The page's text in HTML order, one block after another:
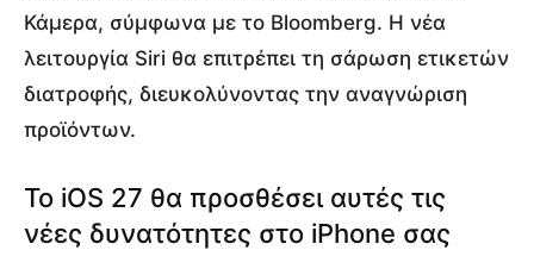
Κάμερα, σύμφωνα με το Bloomberg. Η νέα
λειτουργία Siri θα επιτρέπει τη σάρωση ετικετών
διατροφής, διευκολύνοντας την αναγνώριση
προϊόντων.
Το iOS 27 θα προσθέσει αυτές τις
νέες δυνατότητες στο iPhone σας